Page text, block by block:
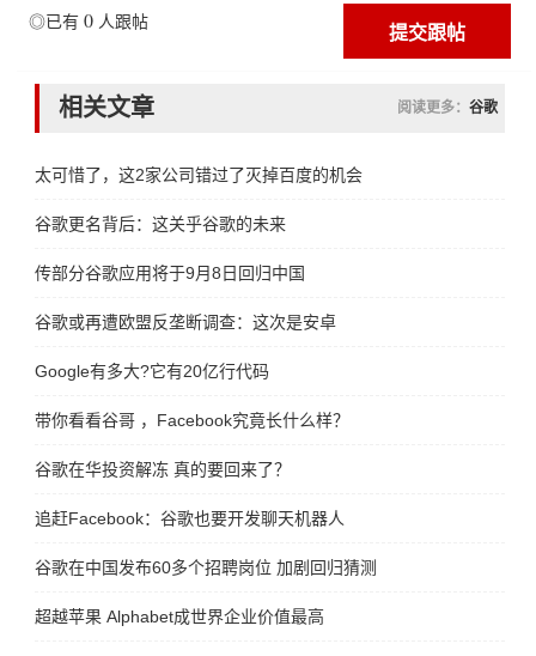
◎已有 0 人跟帖
相关文章 阅读更多： 谷歌
太可惜了，这2家公司错过了灭掉百度的机会
谷歌更名背后：这关乎谷歌的未来
传部分谷歌应用将于9月8日回归中国
谷歌或再遭欧盟反垄断调查：这次是安卓
Google有多大?它有20亿行代码
带你看看谷哥 ，Facebook究竟长什么样？
谷歌在华投资解冻 真的要回来了？
追赶Facebook：谷歌也要开发聊天机器人
谷歌在中国发布60多个招聘岗位 加剧回归猜测
超越苹果 Alphabet成世界企业价值最高